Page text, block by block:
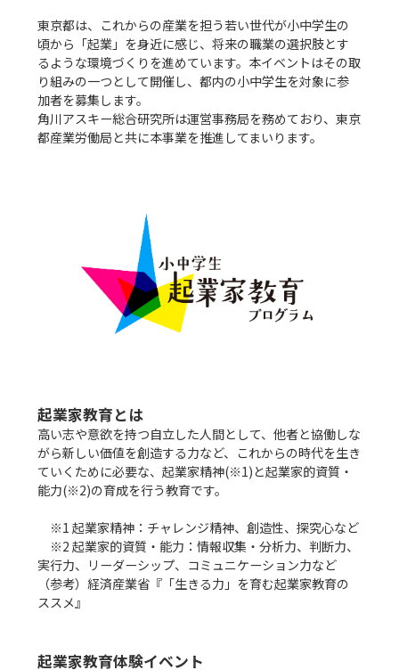
東京都は、これからの産業を担う若い世代が小中学生の
頃から「起業」を身近に感じ、将来の職業の選択肢とす
るような環境づくりを進めています。本イベントはその取
り組みの一つとして開催し、都内の小中学生を対象に参
加者を募集します。
角川アスキー総合研究所は運営事務局を務めており、東京
都産業労働局と共に本事業を推進してまいります。
起業家教育とは
高い志や意欲を持つ自立した人間として、他者と協働しな
がら新しい価値を創造する力など、これからの時代を生き
ていくために必要な、起業家精神(※1)と起業家的資質・
能力(※2)の育成を行う教育です。
※1 起業家精神：チャレンジ精神、創造性、探究心など
※2 起業家的資質・能力：情報収集・分析力、判断力、
実行力、リーダーシップ、コミュニケーション力など
（参考）経済産業省『「生きる力」を育む起業家教育の
ススメ』
起業家教育体験イベント